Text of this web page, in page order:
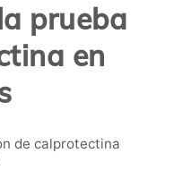
prueba
en
de calprotectina